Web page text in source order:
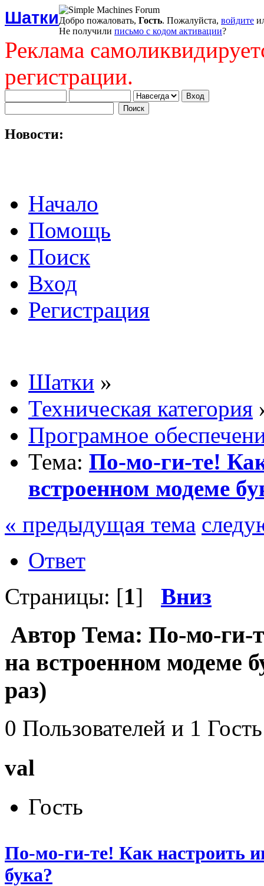
ШаткиДобро пожаловать, Гость. Пожалуйста, войдите
Не получили письмо с кодом активации?
Реклама
регистрации.
Новости:
Начало
Помощь
Поиск
Вход
Регистрация
Шатки »
Техническая категория
Програмное
Тема: По-мо-ги-те!
встроенном модеме
« предыдущая тема
Ответ
Страницы: [1] Вниз
Автор Тема: По-мо-ги-
на встроенном модеме
раз)
0 Пользователей и 1
val
Гость
По-мо-ги-те! Как настроить
бука?